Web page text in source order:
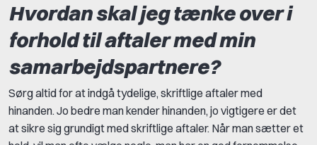
Hvordan skal jeg tænke over i
forhold til aftaler med min
samarbejdspartnere?
Sørg altid for at indgå tydelige, skriftlige aftaler med
hinanden. Jo bedre man kender hinanden, jo vigtigere er det
at sikre sig grundigt med skriftlige aftaler. Når man sætter et